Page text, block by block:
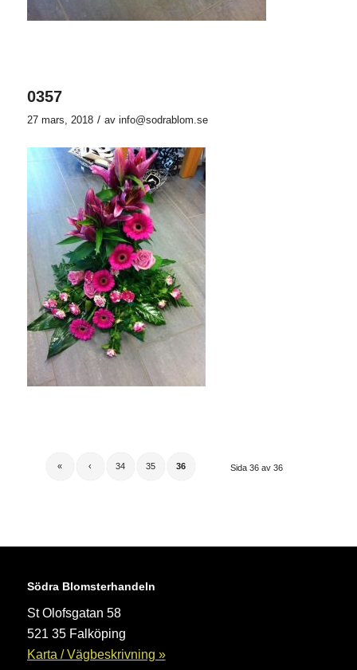
0357
27 mars, 2018 / av info@sodrablom.se
Sida 36 av 36
« ‹ 34 35 36
Södra Blomsterhandeln
St Olofsgatan 58
521 35 Falköping
Karta / Vägbeskrivning »